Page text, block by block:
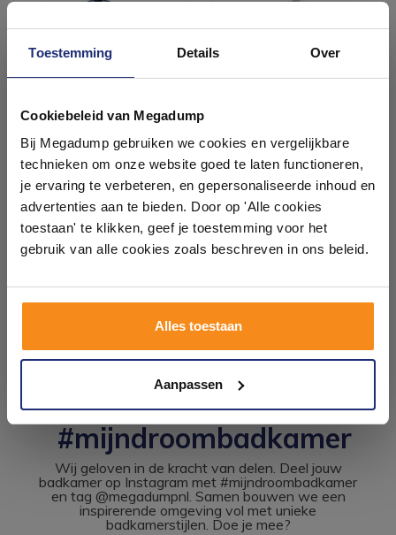
Toestemming Details Over
Cookiebeleid van Megadump
Bij Megadump gebruiken we cookies en vergelijkbare
technieken om onze website goed te laten functioneren,
je ervaring te verbeteren, en gepersonaliseerde inhoud en
advertenties aan te bieden. Door op 'Alle cookies
toestaan' te klikken, geef je toestemming voor het
gebruik van alle cookies zoals beschreven in ons beleid.
Alles toestaan
Aanpassen
Toiletborstelhouder Tiger
Tess Vrijstaand Met Swoop
Borstel Flexibel Blauw -
Zwart7 werkdagen
27,95
Meer info
Toiletborstelhouder Tiger
Tess Vrijstaand Met Swoop
Borstel Flexibel Wit -
Lichtgrijs
7 werkdagen
27,95
Meer info
1 2 3 4 5 6
#mijndroombadkamer
Wij geloven in de kracht van delen. Deel jouw
badkamer op Instagram met #mijndroombadkamer
en tag @megadumpnl. Samen bouwen we een
inspirerende omgeving vol met unieke
badkamerstijlen. Doe je mee?
badkamers in onze 1000 m²
showroom
Laat je inspireren door 21 volledig ingerichte
badkameropstellingen – van compact tot luxe. Onze
ervaren adviseurs helpen je persoonlijk, en je vindt
tegels & sanitair direct uit voorraad. Gratis parkeren
op eigen terrein.
Kom langs en ervaar zelf het verschil!